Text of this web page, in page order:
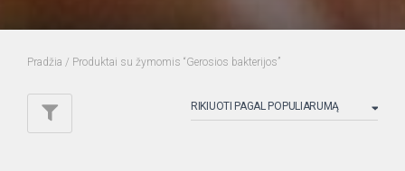
Pradžia / Produktai su žymomis “Gerosios bakterijos”